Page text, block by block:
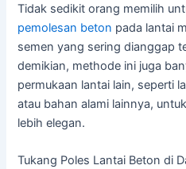
Tidak sedikit orang memilih
pemolesan beton pada lantai
semen yang sering dianggap
demikian, methode ini juga
permukaan lantai lain, seperti
atau bahan alami lainnya,
lebih elegan.
Tukang Poles Lantai Beton di